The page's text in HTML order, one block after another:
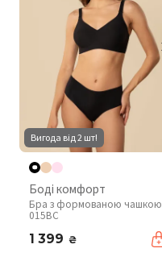
Вигода від 2 шт!
Боді комфорт
Бра з формованою чашкою
015BC
1 399 ₴